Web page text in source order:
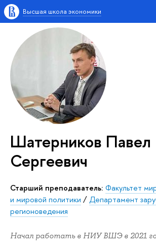
Высшая школа экономики
Шатерников Павел
Сергеевич
Старший преподаватель: Факультет
и мировой политики /Департамент
регионоведения
Начал работать в НИУ ВШЭ в 2021